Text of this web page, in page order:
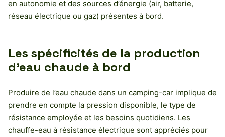
en autonomie et des sources d’énergie (air, batterie,
réseau électrique ou gaz) présentes à bord.
Les spécificités de la production
d’eau chaude à bord
Produire de l’eau chaude dans un camping-car implique de
prendre en compte la pression disponible, le type de
résistance employée et les besoins quotidiens. Les
chauffe-eau à résistance électrique sont appréciés pour